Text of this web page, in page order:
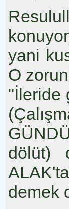
yani
O
"İleride
dölüt)
demek